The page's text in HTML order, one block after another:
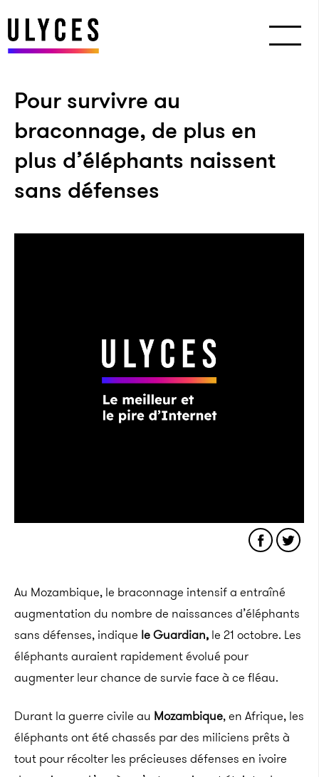
Pour survivre au
braconnage, de plus en
plus d’éléphants naissent
sans défenses
Au Mozambique, le braconnage intensif a entraîné
augmentation du nombre de naissances d’éléphants
sans défenses, indique leGuardian, le 21 octobre. Les
éléphants auraient rapidement évolué pour
augmenter leur chance de survie face à ce fléau.
Durant la guerre civile au Mozambique, en Afrique, les
éléphants ont été chassés par des miliciens prêts à
tout pour récolter les précieuses défenses en ivoire